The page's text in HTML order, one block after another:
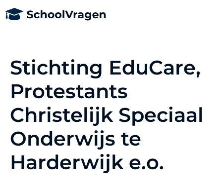
Stichting EduCare,
Protestants
Christelijk Speciaal
Onderwijs te
Harderwijk e.o.